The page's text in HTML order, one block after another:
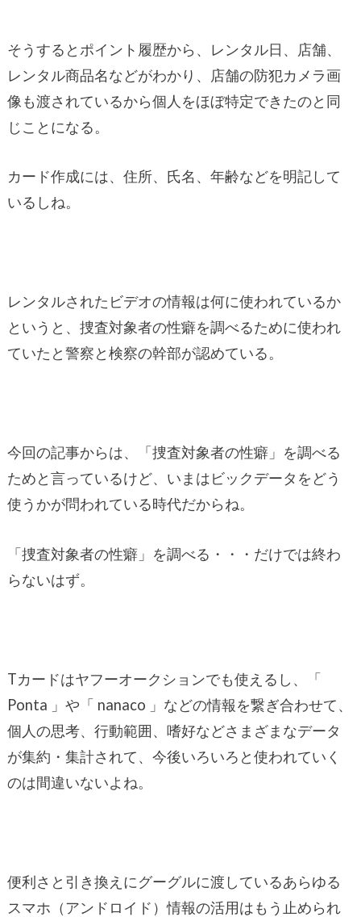
そうするとポイント履歴から、レンタル日、店舗、
レンタル商品名などがわかり、店舗の防犯カメラ画
像も渡されているから個人をほぼ特定できたのと同
じことになる。
カード作成には、住所、氏名、年齢などを明記して
いるしね。
レンタルされたビデオの情報は何に使われているか
というと、捜査対象者の性癖を調べるために使われ
ていたと警察と検察の幹部が認めている。
今回の記事からは、「捜査対象者の性癖」を調べる
ためと言っているけど、いまはビックデータをどう
使うかが問われている時代だからね。
「捜査対象者の性癖」を調べる・・・だけでは終わ
らないはず。
Tカードはヤフーオークションでも使えるし、「
Ponta 」や「 nanaco 」などの情報を繋ぎ合わせて、
個人の思考、行動範囲、嗜好などさまざまなデータ
が集約・集計されて、今後いろいろと使われていく
のは間違いないよね。
便利さと引き換えにグーグルに渡しているあらゆる
スマホ（アンドロイド）情報の活用はもう止められ